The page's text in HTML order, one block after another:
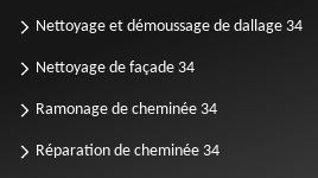
Nettoyage et démoussage de dallage 34
Nettoyage de façade 34
Ramonage de cheminée 34
Réparation de cheminée 34